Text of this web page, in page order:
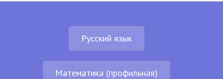
Русский язык
Математика (профильная)